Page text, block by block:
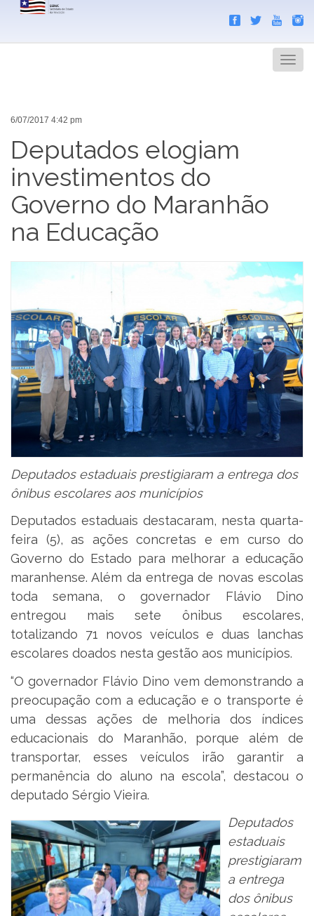
Menu
6/07/2017 4:42 pm
Deputados elogiam
investimentos do
Governo do Maranhão
na Educação
Deputados estaduais prestigiaram a entrega dos
ônibus escolares aos municípios
Deputados estaduais destacaram, nesta quarta-
feira (5), as ações concretas e em curso do
Governo do Estado para melhorar a educação
maranhense. Além da entrega de novas escolas
toda semana, o governador Flávio Dino
entregou mais sete ônibus escolares,
totalizando 71 novos veículos e duas lanchas
escolares doados nesta gestão aos municípios.
“O governador Flávio Dino vem demonstrando a
preocupação com a educação e o transporte é
uma dessas ações de melhoria dos índices
educacionais do Maranhão, porque além de
transportar, esses veículos irão garantir a
permanência do aluno na escola”, destacou o
deputado Sérgio Vieira.
Deputados
estaduais
prestigiaram
a entrega
dos ônibus